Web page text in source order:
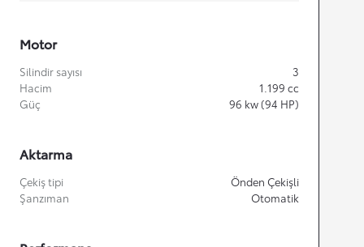
Motor
Silindir sayısı
3
Hacim
1.199 cc
Güç
96 kw (94 HP)
Aktarma
Çekiş tipi
Önden Çekişli
Şanzıman
Otomatik